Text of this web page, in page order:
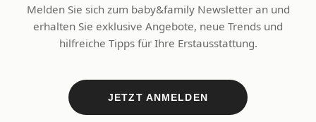
Melden Sie sich zum baby&family Newsletter an und
erhalten Sie exklusive Angebote, neue Trends und
hilfreiche Tipps für Ihre Erstausstattung.
JETZT ANMELDEN